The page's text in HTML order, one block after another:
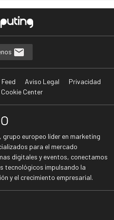
Feed Aviso Legal
Privacidad
Cookie Center
, grupo europeo líder en marketing
para el mercado
digitales y eventos, conectamos
tecnológicos impulsando la
y el crecimiento empresarial.